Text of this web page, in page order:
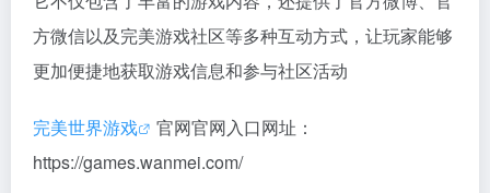
方微信以及完美游戏社区等多种互动方式，让玩家能够
更加便捷地获取游戏信息和参与社区活动
完美世界游戏
官网官网入口网址：
https://games.wanmei.com/